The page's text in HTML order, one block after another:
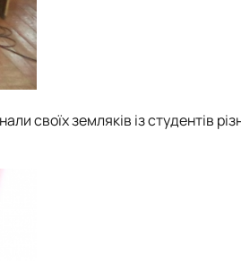
своїх земляків із студентів